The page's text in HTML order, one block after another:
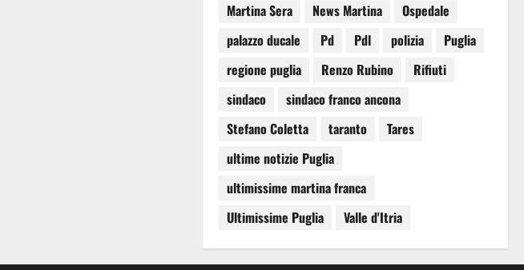
Martina Sera
News Martina
Ospedale
palazzo ducale
Pd Pdl polizia
Puglia
regione puglia
Renzo Rubino
Rifiuti
sindaco
sindaco franco ancona
Stefano Coletta
taranto
Tares
ultime notizie Puglia
ultimissime martina franca
Ultimissime Puglia
Valle d'Itria